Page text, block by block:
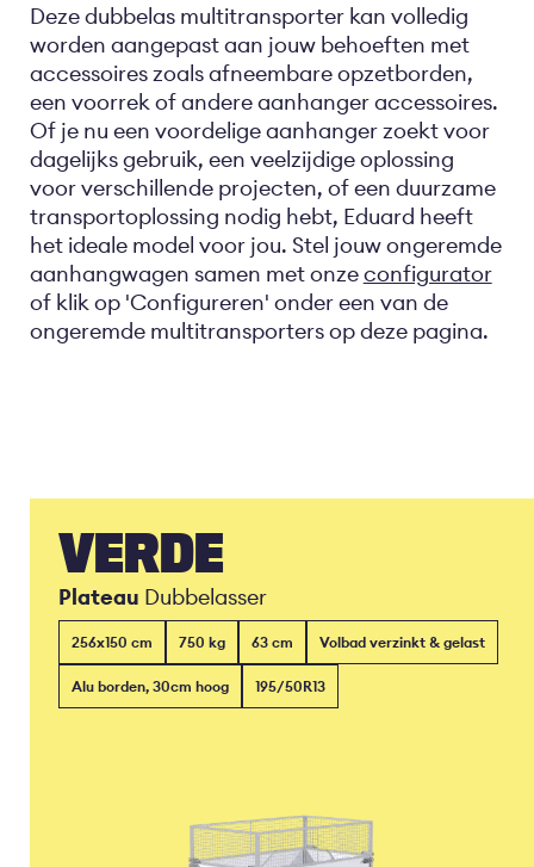
Deze dubbelas multitransporter kan volledig
worden aangepast aan jouw behoeften met
accessoires zoals afneembare opzetborden,
een voorrek of andere aanhanger accessoires.
Of je nu een voordelige aanhanger zoekt voor
dagelijks gebruik, een veelzijdige oplossing
voor verschillende projecten, of een duurzame
transportoplossing nodig hebt, Eduard heeft
het ideale model voor jou. Stel jouw ongeremde
aanhangwagen samen met onzeconfigurator
of klik op 'Configureren' onder een van de
ongeremde multitransporters op deze pagina.
VERDE
Plateau Dubbelasser
256x150 cm 750 kg 63 cm Volbad verzinkt & gelast
Alu borden, 30cm hoog 195/50R13